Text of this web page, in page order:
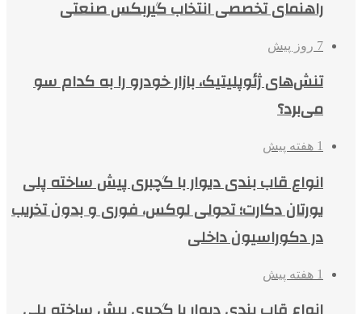
راهنمای تخصصی انتخاب گیربکس صنعتی
7 روز پیش
تنش‌های ژئوپلیتیک، بازار خودرو را به کدام سو
می‌برد؟
1 هفته پیش
انواع قاب بندی دیوار با گچبری پیش ساخته پلی
یورتان دکارت؛ تحولی لوکس، فوری و بدون تخریب
در دکوراسیون داخلی
1 هفته پیش